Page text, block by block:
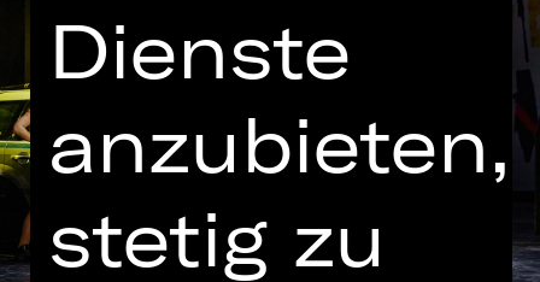
Dienste
anzubieten,
stetig zu